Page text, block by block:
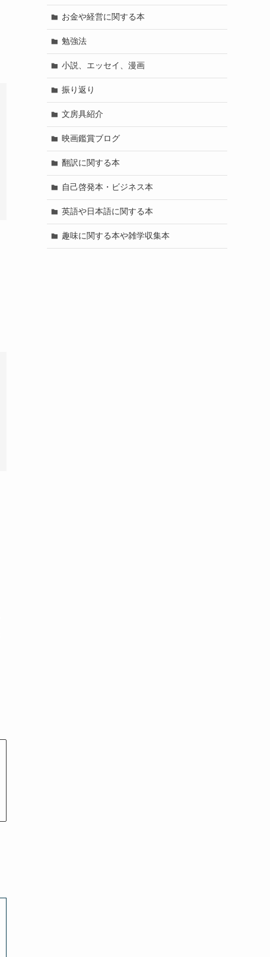
お金や経営に関する本
勉強法
小説、エッセイ、漫画
振り返り
文房具紹介
映画鑑賞ブログ
翻訳に関する本
自己啓発本・ビジネス本
英語や日本語に関する本
趣味に関する本や雑学収集本